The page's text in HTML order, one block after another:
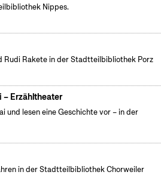
Nippes.
Rudi Rakete in der Stadtteilbibliothek Porz
– Erzähltheater
und lesen eine Geschichte vor – in der
in der Stadtteilbibliothek Chorweiler